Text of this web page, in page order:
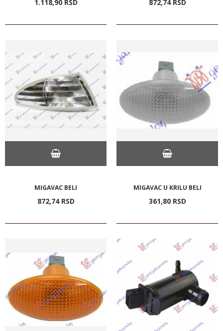
1.118,90 RSD 872,74 RSD
MIGAVAC BELI
872,74 RSD
MIGAVAC U KRILU BELI
361,80 RSD